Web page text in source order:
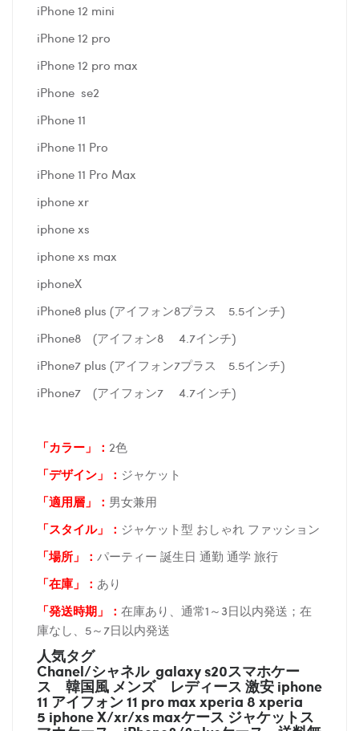
iPhone 12 mini
iPhone 12 pro
iPhone 12 pro max
iPhone se2
iPhone 11
iPhone 11 Pro
iPhone 11 Pro Max
iphone xr
iphone xs
iphone xs max
iphoneX
iPhone8 plus (アイフォン8プラス 5.5インチ)
iPhone8 (アイフォン8 4.7インチ)
iPhone7 plus (アイフォン7プラス 5.5インチ)
iPhone7 (アイフォン7 4.7インチ)
「カラー」： 2色
「デザイン」
： ジャケット
「適用層」： 男女兼用
「スタイル」： ジャケット型 おしゃれ ファッション
「場所 」： パーティー 誕生日 通勤 通学 旅行
「在庫 」： あり
「発送時期 」： 在庫あり、通常1～3日以内発送；在
庫なし、5～7日以内発送
人気タグ
Chanel/シャネル galaxy s20スマホケー
ス 韓国風 メンズ レディース 激安 iphone
11 アイフォン 11 pro max xperia 8 xperia
5 iphone X/xr/xs maxケース ジャケットス